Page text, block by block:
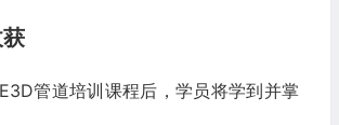
管道培训课程后，学员将学到并掌